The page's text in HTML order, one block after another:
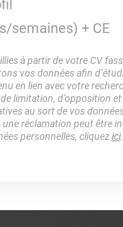
semaines) + CE
à partir de votre CV
vos données afin
en lien avec votre
limitation, d’opposition
au sort de vos
réclamation peut être
personnelles, cliquezici.